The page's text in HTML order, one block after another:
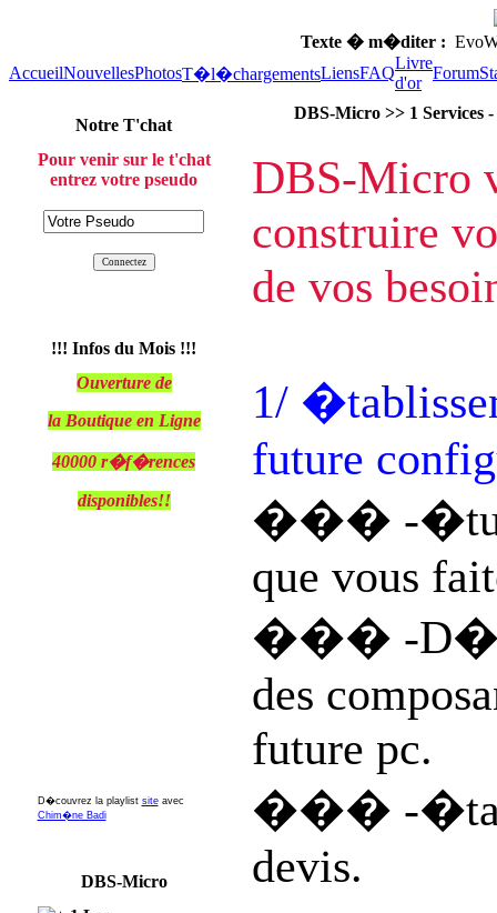
Texte � m�diter :
AccueilNouvellesPhotosT�l�chargementsLiensFAQ
Livre
d'or
Forum
Notre T'chat
Pour venir sur le t'chat
entrez votre pseudo
!!! Infos du Mois !!!
Ouverture de
la Boutique en Ligne
40000 r�f�rences
disponibles!!
D�couvrez la playlist siteavec
Chim�ne Badi
DBS-Micro
DBS-Micro >> 1 Services -
DBS-Micro
construire
de vos
1/
future
��� -
que vous
��� -
des
future pc.
��� -
devis.